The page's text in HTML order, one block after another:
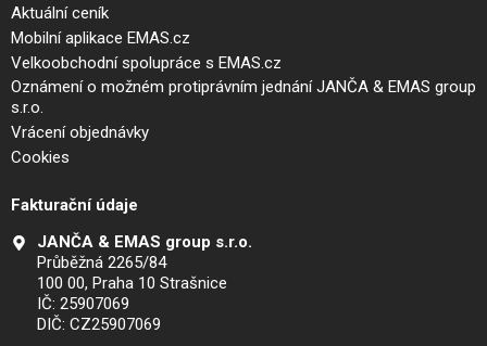
Aktuální ceník
Mobilní aplikace EMAS.cz
Velkoobchodní spolupráce s EMAS.cz
Oznámení o možném protiprávním jednání JANČA & EMAS group
s.r.o.
Vrácení objednávky
Cookies
Fakturační údaje
JANČA & EMAS group s.r.o.
Průběžná 2265/84
100 00, Praha 10 Strašnice
IČ: 25907069
DIČ: CZ25907069